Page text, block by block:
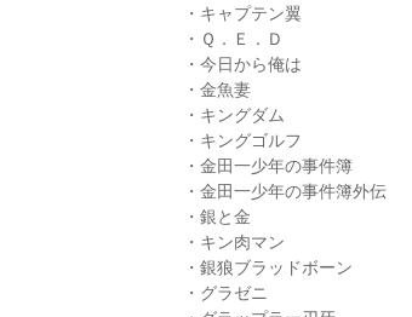
・キャプテン翼
・Ｑ．Ｅ．Ｄ
・今日から俺は
・金魚妻
・キングダム
・キングゴルフ
・金田一少年の事件簿
・金田一少年の事件簿外伝
・銀と金
・キン肉マン
・銀狼ブラッドボーン
・グラゼニ